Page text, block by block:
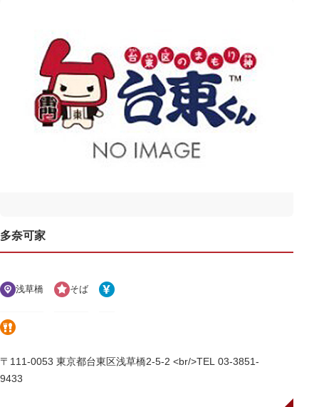
多奈可家
浅草橋 そば
〒111-0053 東京都台東区浅草橋2-5-2 <br/>TEL 03-3851-
9433